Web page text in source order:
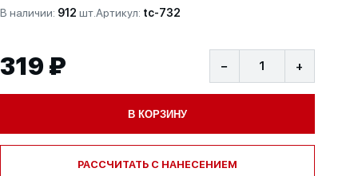
В наличии: 912 шт.Артикул: tc-732
319 ₽ − +
В КОРЗИНУ
РАССЧИТАТЬ С НАНЕСЕНИЕМ